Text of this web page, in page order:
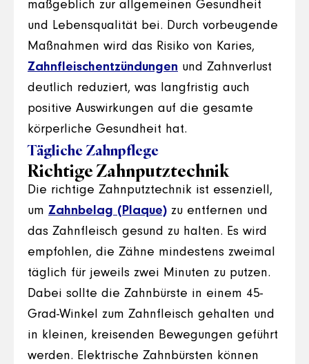
maßgeblich zur allgemeinen Gesundheit
und Lebensqualität bei. Durch vorbeugende
Maßnahmen wird das Risiko von Karies,
Zahnfleischentzündungen und Zahnverlust
deutlich reduziert, was langfristig auch
positive Auswirkungen auf die gesamte
körperliche Gesundheit hat.
Tägliche Zahnpflege
Richtige Zahnputztechnik
Die richtige Zahnputztechnik ist essenziell,
um Zahnbelag (Plaque) zu entfernen und
das Zahnfleisch gesund zu halten. Es wird
empfohlen, die Zähne mindestens zweimal
täglich für jeweils zwei Minuten zu putzen.
Dabei sollte die Zahnbürste in einem 45-
Grad-Winkel zum Zahnfleisch gehalten und
in kleinen, kreisenden Bewegungen geführt
werden. Elektrische Zahnbürsten können